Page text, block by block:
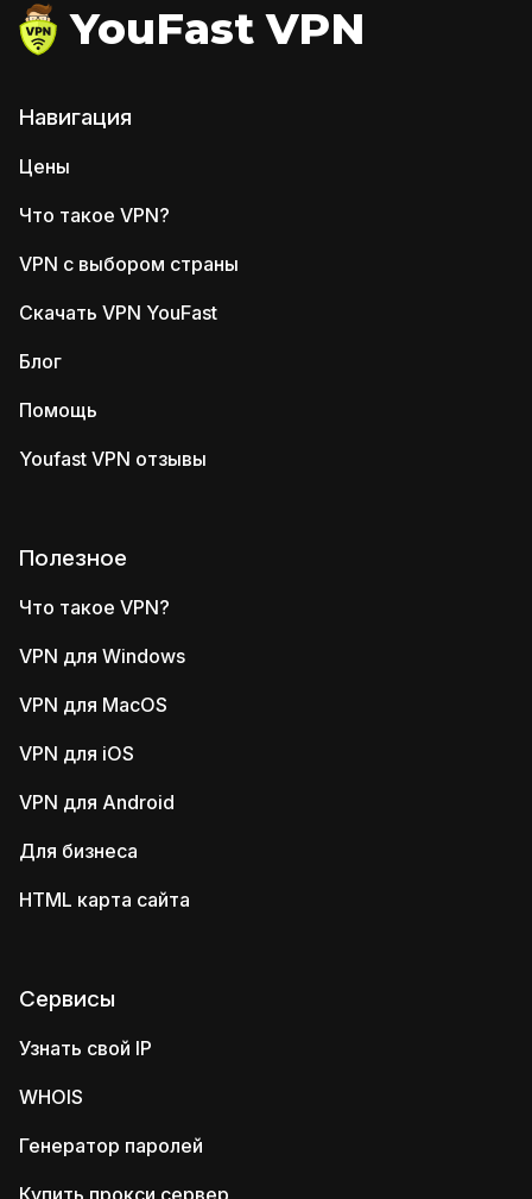
YouFast VPN
Навигация
Цены
Что такое VPN?
VPN с выбором страны
Скачать VPN YouFast
Блог
Помощь
Youfast VPN отзывы
Полезное
Что такое VPN?
VPN для Windows
VPN для MacOS
VPN для iOS
VPN для Android
Для бизнеса
HTML карта сайта
Сервисы
Узнать свой IP
WHOIS
Генератор паролей
Купить прокси сервер